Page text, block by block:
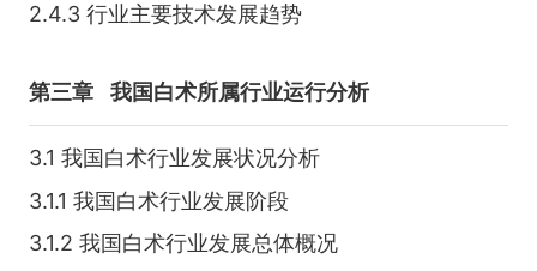
2.4.3 行业主要技术发展趋势
第三章 我国白术所属行业运行分析
3.1 我国白术行业发展状况分析
3.1.1 我国白术行业发展阶段
3.1.2 我国白术行业发展总体概况